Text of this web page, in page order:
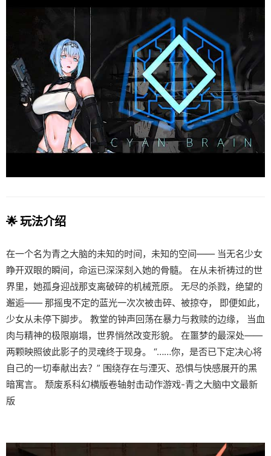
🌟 玩法介绍
在一个名为青之大脑的未知的时间，未知的空间—— 当无名少女
睁开双眼的瞬间，命运已深深刻入她的骨髓。 在从未祈祷过的世
界里，她孤身迎战那支离破碎的机械荒原。 无尽的杀戮，绝望的
邂逅—— 那摇曳不定的蓝光一次次被击碎、被掠夺， 即便如此，
少女从未停下脚步。 教堂的钟声回荡在暴力与救赎的边缘， 当血
肉与精神的极限崩塌，世界悄然改变形貌。 在噩梦的最深处——
两颗映照彼此影子的灵魂终于现身。 “……你，是否已下定决心将
自己的一切奉献出去？” 围绕存在与湮灭、恐惧与快感展开的黑
暗寓言。 颓废系科幻横版卷轴射击动作游戏-青之大脑中文最新
版